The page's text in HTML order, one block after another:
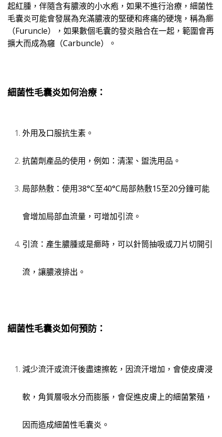
起紅腫，伴隨含有膿液的小水疱，如果不進行治療，細菌性
毛囊炎可能會發展為充滿膿液的堅硬和疼痛的硬塊，稱為癤
（Furuncle）， 如果數個毛囊的發炎融合在一起，範圍會再
擴大而成為癰 （Carbuncle） 。
細菌性毛囊炎如何治療：
外用及口服抗生素。
抗菌劑產品的使用，例如：清潔、盥洗用品。
局部熱敷：使用38°C至40°C局部熱敷15至20分鐘可能
會增加局部血流量，可增加引流。
引流：產生膿腫或是癤時，可以針筒抽吸或刀片切開引
流，讓膿液排出。
細菌性毛囊炎如何預防：
減少流汗或流汗後盡速擦乾，因流汗增加，會使皮膚浸
軟，角質層吸水分而膨脹，會促進皮膚上的細菌繁殖，
因而造成細菌性毛囊炎。